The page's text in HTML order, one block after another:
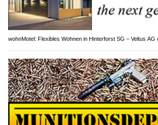
wohnMotel: Flexibles Wohnen in Hinterforst SG – Veltus AG